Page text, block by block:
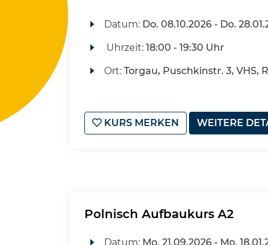
Datum: Do. 08.10.2026 - Do.
Uhrzeit: 18:00 - 19:30 Uhr
Ort: Torgau, Puschkinstr. 3, VHS,
KURS MERKEN WEITERE
Polnisch Aufbaukurs A2
Datum: Mo. 21.09.2026 - Mo.